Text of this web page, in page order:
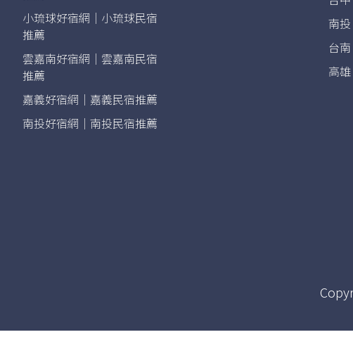
小琉球好宿網｜小琉球民宿
推薦
雲嘉南好宿網｜雲嘉南民宿
推薦
嘉義好宿網｜嘉義民宿推薦
南投好宿網｜南投民宿推薦
南投
台南
高雄